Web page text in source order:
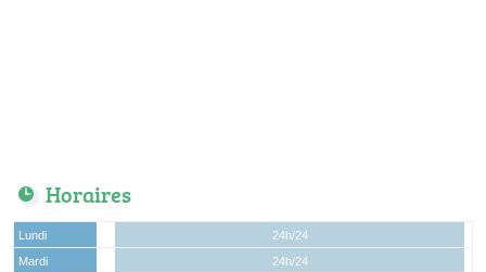
Horaires
Lundi
24h/24
Mardi
24h/24